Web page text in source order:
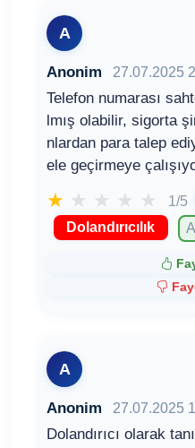
A
Anonim 27.07.2025
Telefon numarası
lmış olabilir, sigorta
nlardan para talep
ele geçirmeye
★ ★ ★ ★ ★ 1/5
Dolandırıcılık
A
Anonim 27.07.2025
Dolandırıcı olarak